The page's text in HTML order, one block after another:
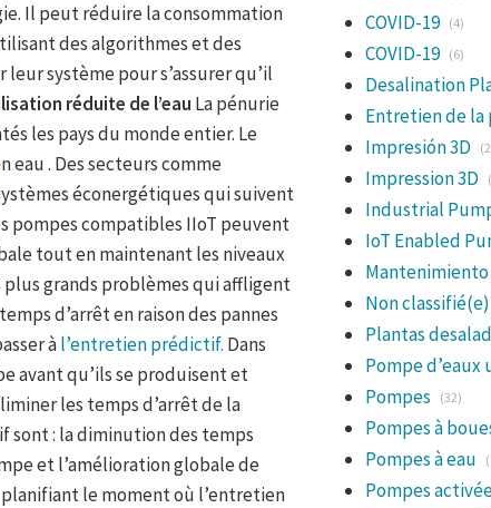
Il peut réduire la consommation
des algorithmes et des
système pour s’assurer qu’il
réduite de l’eau La pénurie
les pays du monde entier. Le
eau . Des secteurs comme
éconergétiques qui suivent
pompes compatibles IIoT peuvent
tout en maintenant les niveaux
plus grands problèmes qui affligent
d’arrêt en raison des pannes
àl’entretien prédictif. Dans
avant qu’ils se produisent et
les temps d’arrêt de la
sont : la diminution des temps
et l’amélioration globale de
planifiant le moment où l’entretien
COVID-19 (4)
COVID-19 (6)
Desalination
Entretien de la
Impresión 3D
Impression 3D
Industrial
IoT Enabled
Non classifié(e)
Plantas
Pompe d’eaux
Pompes (32)
Pompes à
Pompes à eau
Pompes